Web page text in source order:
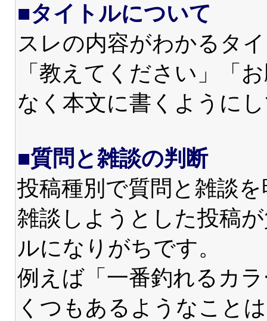
■タイトルについて
スレの内容がわかるタ
「教えてください」「
なく本文に書くように
■質問と雑談の判断
投稿種別で質問と雑談
雑談しようとした投稿
ルになりがちです。
例えば「一番釣れるカ
くつもあるようなこと